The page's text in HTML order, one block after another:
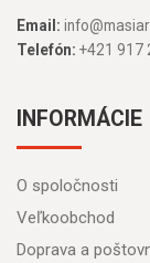
Email:
Telefón: +421 917
INFORMÁCIE
O spoločnosti
Veľkoobchod
Doprava a